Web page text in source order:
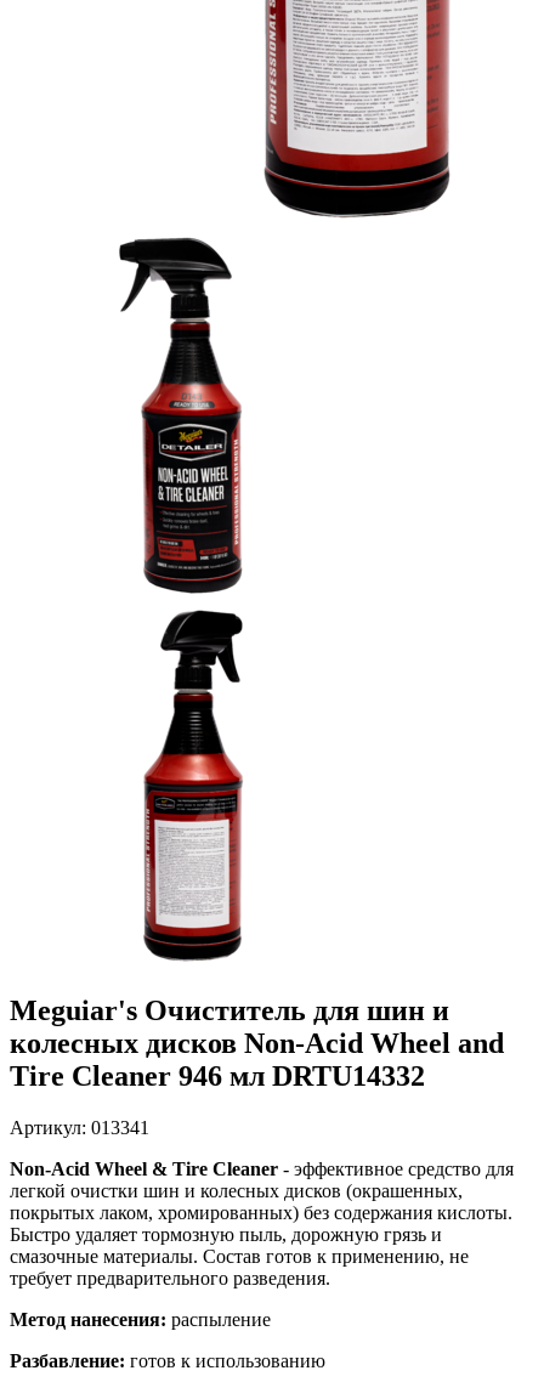
Meguiar's Очиститель для шин и
колесных дисков Non-Acid Wheel and
Tire Cleaner 946 мл DRTU14332
Артикул: 013341
Non-Acid Wheel & Tire Cleaner - эффективное средство для
легкой очистки шин и колесных дисков (окрашенных,
покрытых лаком, хромированных) без содержания кислоты.
Быстро удаляет тормозную пыль, дорожную грязь и
смазочные материалы. Состав готов к применению, не
требует предварительного разведения.
Метод нанесения: распыление
Разбавление: готов к использованию